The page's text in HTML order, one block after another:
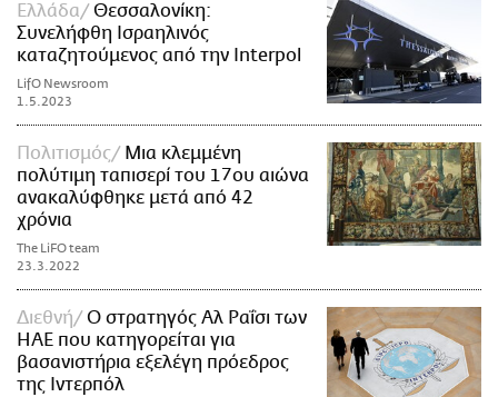
Ελλάδα
Θεσσαλονίκη:
Συνελήφθη Ισραηλινός
καταζητούμενος από την Interpol
LifO Newsroom
1.5.2023
Πολιτισμός
Μια κλεμμένη
πολύτιμη ταπισερί του 17ου αιώνα
ανακαλύφθηκε μετά από 42
χρόνια
The LiFO team
23.3.2022
Διεθνή
Ο στρατηγός Αλ Ραΐσι των
ΗΑΕ που κατηγορείται για
βασανιστήρια εξελέγη πρόεδρος
της Ιντερπόλ